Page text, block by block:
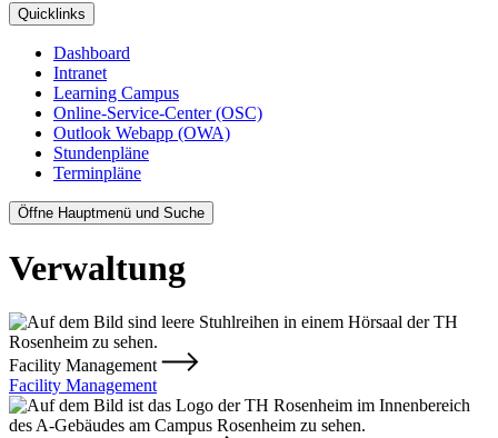
Quicklinks
Dashboard
Intranet
Learning Campus
Online-Service-Center (OSC)
Outlook Webapp (OWA)
Stundenpläne
Terminpläne
Öffne Hauptmenü und Suche
Verwaltung
Facility Management
Facility Management